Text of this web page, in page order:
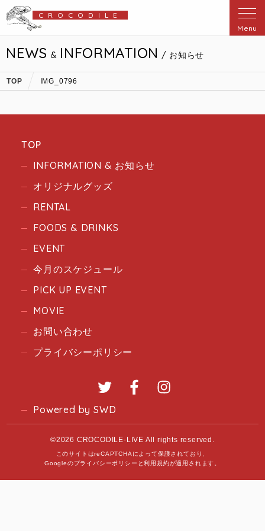
CROCODILE
Menu
NEWS & INFORMATION / お知らせ
TOP IMG_0796
TOP
INFORMATION & お知らせ
オリジナルグッズ
RENTAL
FOODS & DRINKS
EVENT
今月のスケジュール
PICK UP EVENT
MOVIE
お問い合わせ
プライバシーポリシー
Twitter Facebook
Powered by SWD
©2026 CROCODILE-LIVE All rights reserved.
このサイトはreCAPTCHAによって保護されており、
Googleのプライバシーポリシー と利用規約が適用されます。